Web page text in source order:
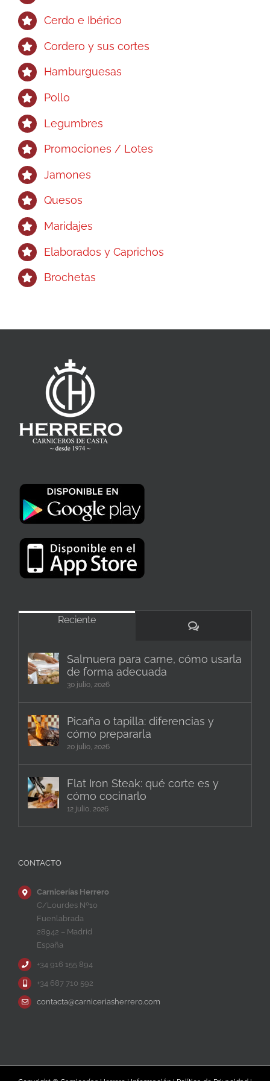
en
la
página
de
producto
Cerdo e Ibérico
Cordero y sus cortes
Hamburguesas
Pollo
Legumbres
Promociones / Lotes
Jamones
Quesos
Maridajes
Elaborados y Caprichos
Brochetas
Reciente
Comentarios
Salmuera para carne, cómo usarla
de forma adecuada
30 julio, 2026
Picaña o tapilla: diferencias y
cómo prepararla
20 julio, 2026
Flat Iron Steak: qué corte es y
cómo cocinarlo
12 julio, 2026
CONTACTO
Carnicerías Herrero
C/Lourdes Nº10
Fuenlabrada
28942 – Madrid
España
+34 916 155 894
+34 687 710 592
contacta@carniceriasherrero.com